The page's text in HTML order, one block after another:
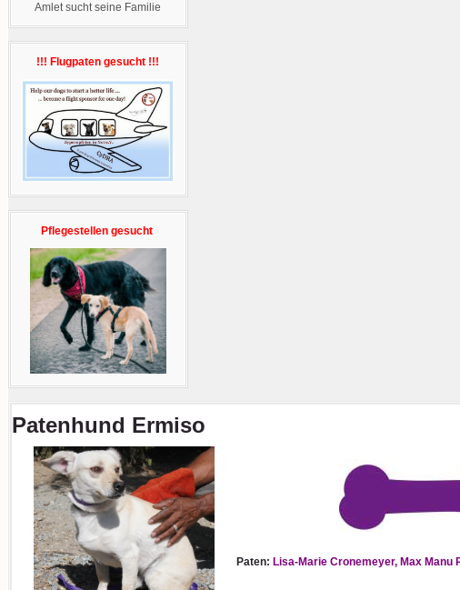
Amlet sucht seine Familie
!!! Flugpaten gesucht !!!
Pflegestellen gesucht
Patenhund Ermiso
Paten: Lisa-Marie Cronemeyer, Max Manu